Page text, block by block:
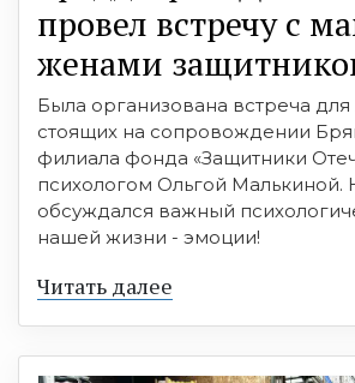
провел встречу с
женами
Была организована встреча
стоящих на сопровождении
филиала фонда «Защитники
психологом Ольгой Малькиной.
обсуждался важный
нашей жизни - эмоции!
Читать далее